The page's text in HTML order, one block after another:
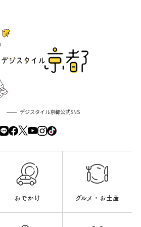
デジスタイル京都公式SNS
おでかけ グルメ・お土産